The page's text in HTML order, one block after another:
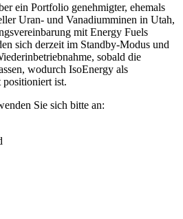
ein Portfolio genehmigter, ehemals
Uran- und Vanadiumminen in Utah,
mit Energy Fuels
sich derzeit im Standby-Modus und
sobald die
wodurch IsoEnergy als
ist.
Sie sich bitte an: